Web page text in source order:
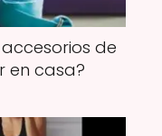
de
casa?